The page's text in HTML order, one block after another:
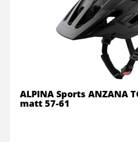
ALPINA Sports ANZANA
matt 57-61